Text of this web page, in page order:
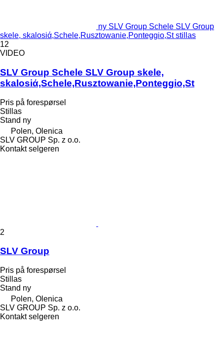
ny SLV Group Schele SLV Group
skele, skalosiά,Schele,Rusztowanie,Ponteggio,St stillas
12
VIDEO
SLV Group Schele SLV Group skele,
skalosiά,Schele,Rusztowanie,Ponteggio,St
Pris på forespørsel
Stillas
Stand ny
Polen, Olenica
SLV GROUP Sp. z o.o.
Kontakt selgeren
2
SLV Group
Pris på forespørsel
Stillas
Stand ny
Polen, Olenica
SLV GROUP Sp. z o.o.
Kontakt selgeren